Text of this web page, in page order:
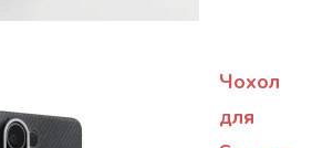
Чохол
для